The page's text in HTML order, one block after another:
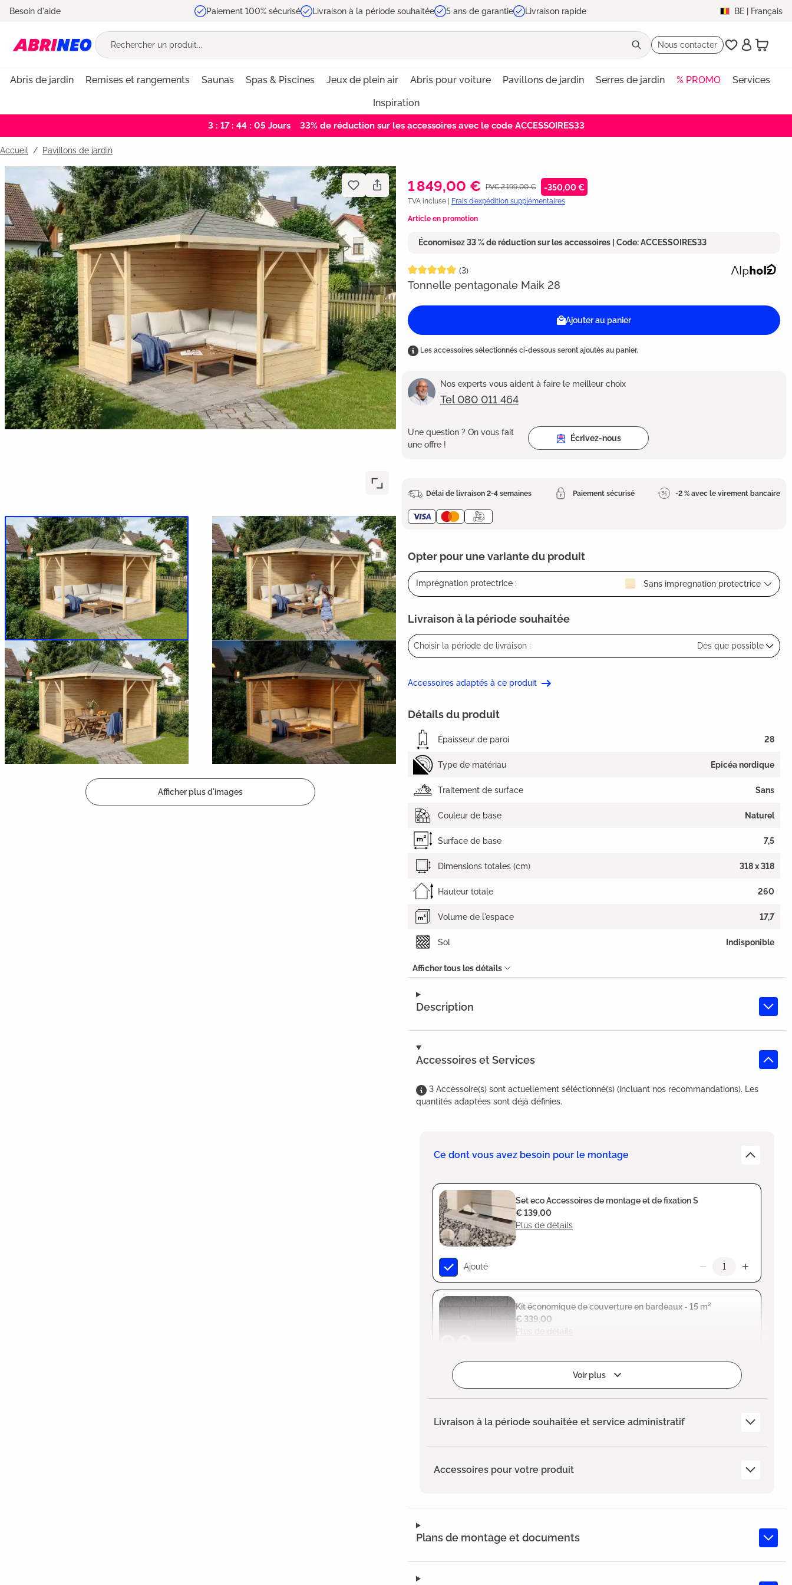
Passer à la navigation principale
Besoin d'aide Paiement 100% sécurisé Livraison à la période souhaitée 5 ans de garantie Livraison rapide BE | Français
Nous contacter
Abris de jardin Remises et rangements Saunas Spas & Piscines Jeux de plein air Abris pour voiture Pavillons de jardin Serres de jardin % PROMO Services
Inspiration
3 : 17 : 44 : 04 Jours 33% de réduction sur les accessoires avec le code ACCESSOIRES33
Accueil Pavillons de jardin
Bildergalerie überspringen
Afficher plus d'images
1 849,00 € PVC 2 199,00 € -350,00 €
TVA incluse | Frais d'expédition supplémentaires
Article en promotion
Économisez 33 % de réduction sur les accessoires | Code: ACCESSOIRES33
Note moyenne de 5 sur 5 étoiles
(3)
Tonnelle pentagonale Maik 28
Ajouter au panier
Les accessoires sélectionnés ci-dessous seront ajoutés au panier.
Nos experts vous aident à faire le meilleur choix
Tel 080 011 464
Une question ? On vous fait
une offre !
Écrivez-nous
Délai de livraison 2-4 semaines Paiement sécurisé -2 % avec le virement bancaire
Opter pour une variante du produit
Imprégnation protectrice : Sans impregnation protectrice
Livraison à la période souhaitée
Choisir la période de livraison : Dès que possible
Accessoires adaptés à ce produit
Description
Accessoires et Services
3 Accessoire(s) sont actuellement séléctionné(s) (incluant nos recommandations). Les
quantités adaptées sont déjà définies.
Ce dont vous avez besoin pour le montage
Set eco Accessoires de montage et de fixation S
Plus de détails
€ 139,00
Ajouté
Kit économique de couverture en bardeaux - 15 m²
Plus de détails
€ 339,00
Voir plus
Livraison à la période souhaitée et service administratif
Accessoires pour votre produit
Plans de montage et documents
Détails du produit
Épaisseur de paroi 28
Type de matériau Epicéa nordique
Traitement de surface Sans
Couleur de base Naturel
Surface de base 7,5
Dimensions totales (cm) 318 x 318
Hauteur totale 260
Volume de l'espace 17,7
Sol Indisponible
Afficher tous les détails